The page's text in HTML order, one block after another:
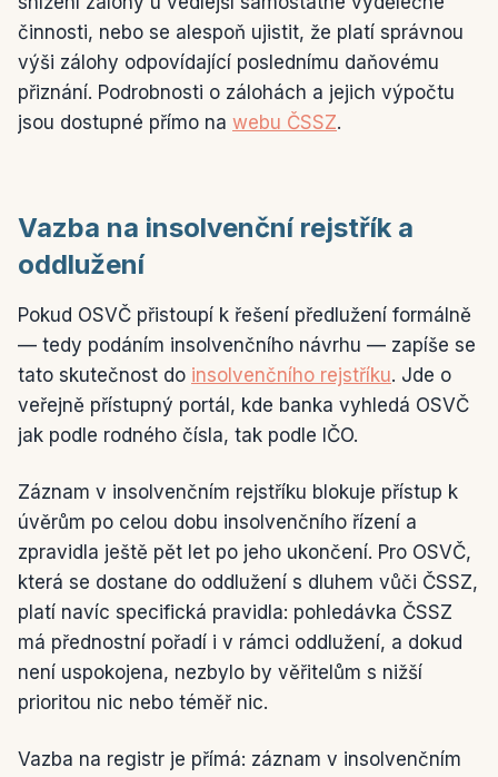
činnosti, nebo se alespoň ujistit, že platí správnou
výši zálohy odpovídající poslednímu daňovému
přiznání. Podrobnosti o zálohách a jejich výpočtu
jsou dostupné přímo na webu ČSSZ.
Vazba na insolvenční rejstřík a
oddlužení
Pokud OSVČ přistoupí k řešení předlužení formálně
— tedy podáním insolvenčního návrhu — zapíše se
tato skutečnost do insolvenčního rejstříku. Jde o
veřejně přístupný portál, kde banka vyhledá OSVČ
jak podle rodného čísla, tak podle IČO.
Záznam v insolvenčním rejstříku blokuje přístup k
úvěrům po celou dobu insolvenčního řízení a
zpravidla ještě pět let po jeho ukončení. Pro OSVČ,
která se dostane do oddlužení s dluhem vůči ČSSZ,
platí navíc specifická pravidla: pohledávka ČSSZ
má přednostní pořadí i v rámci oddlužení, a dokud
není uspokojena, nezbylo by věřitelům s nižší
prioritou nic nebo téměř nic.
Vazba na registr je přímá: záznam v insolvenčním